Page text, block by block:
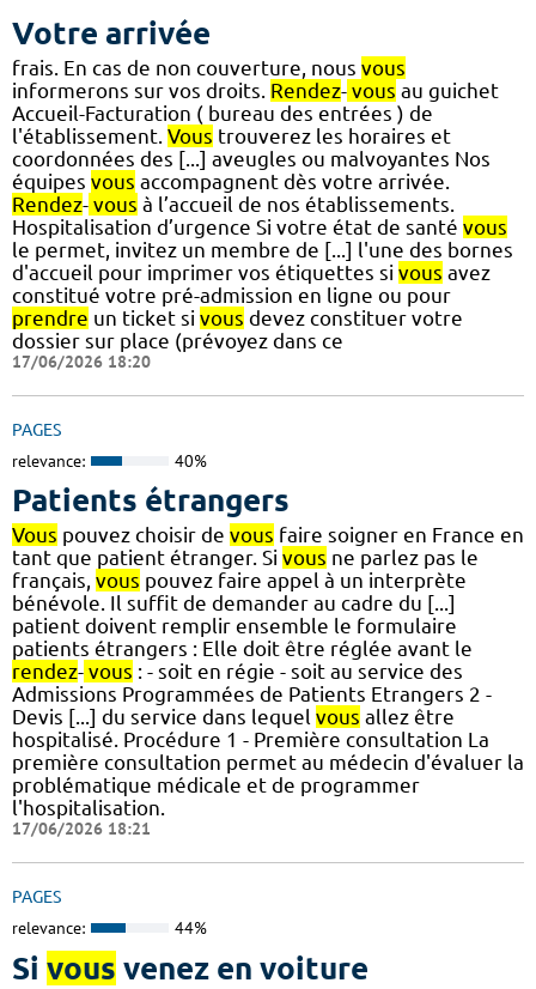
Votre arrivée
frais. En cas de non couverture, nous vous
informerons sur vos droits. Rendez- vous au guichet
Accueil-Facturation ( bureau des entrées ) de
l'établissement. Vous trouverez les horaires et
coordonnées des [...] aveugles ou malvoyantes Nos
équipes vous accompagnent dès votre arrivée.
Rendez- vous à l’accueil de nos établissements.
Hospitalisation d’urgence Si votre état de santé vous
le permet, invitez un membre de [...] l'une des bornes
d'accueil pour imprimer vos étiquettes si vous avez
constitué votre pré-admission en ligne ou pour
prendre un ticket si vous devez constituer votre
dossier sur place (prévoyez dans ce
17/06/2026 18:20
PAGES
relevance: 40%
Patients étrangers
Vous pouvez choisir de vous faire soigner en France en
tant que patient étranger. Si vous ne parlez pas le
français, vous pouvez faire appel à un interprète
bénévole. Il suffit de demander au cadre du [...]
patient doivent remplir ensemble le formulaire
patients étrangers : Elle doit être réglée avant le
rendez- vous : - soit en régie - soit au service des
Admissions Programmées de Patients Etrangers 2 -
Devis [...] du service dans lequel vous allez être
hospitalisé. Procédure 1 - Première consultation La
première consultation permet au médecin d'évaluer la
problématique médicale et de programmer
l'hospitalisation.
17/06/2026 18:21
PAGES
relevance: 44%
Si vous venez en voiture